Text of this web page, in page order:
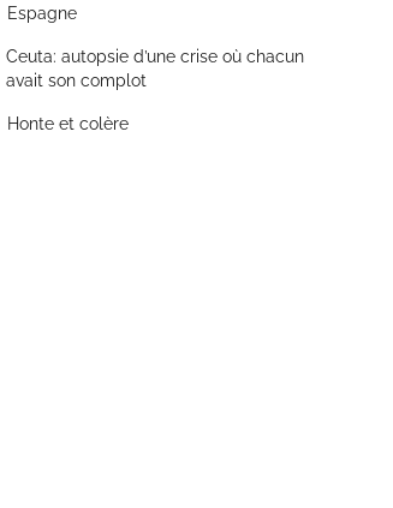
Espagne
Ceuta: autopsie d’une crise où chacun
avait son complot
Honte et colère